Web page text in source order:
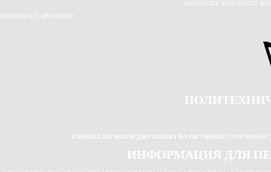
MESCENTER MESCENTER
ПОДЕЛИСЬ С ДРУЗЬЯМИ!
СПРАВКА ПО КОЛЛЕДЖУ ЗАЯВКА НА ОБУЧЕНИЕ СПОРТИВНАЯ
ИНФОРМАЦИЯ ДЛЯ